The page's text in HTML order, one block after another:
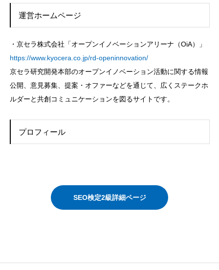
運営ホームページ
・京セラ株式会社「オープンイノベーションアリーナ（OiA）」
https://www.kyocera.co.jp/rd-openinnovation/
京セラ研究開発本部のオープンイノベーション活動に関する情報
公開、意見募集、提案・オファーなどを通じて、広くステークホ
ルダーと共創コミュニケーションを図るサイトです。
プロフィール
SEO検定2級詳細ページ